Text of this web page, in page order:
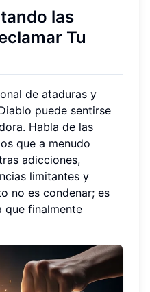
las
Tu
de ataduras y
puede sentirse
Habla de las
que a menudo
adicciones,
limitantes y
no es condenar; es
que finalmente